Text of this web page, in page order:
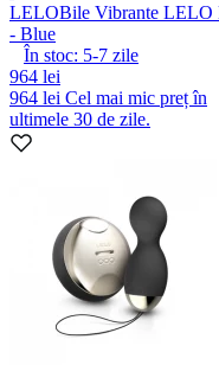
LELOBile Vibrante LELO
- Blue
În stoc: 5-7 zile
964 lei
964 lei Cel mai mic preț în
ultimele 30 de zile.